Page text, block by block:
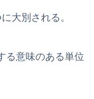
大別される。
る意味のある単位